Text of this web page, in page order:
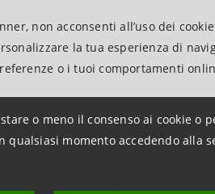
non acconsenti all’uso dei
la tua esperienza di
o i tuoi comportamenti
o meno il consenso ai cookie o
momento accedendo alla